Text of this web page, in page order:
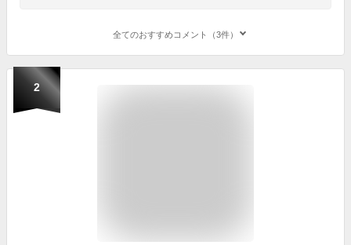
全てのおすすめコメント（3件）
2